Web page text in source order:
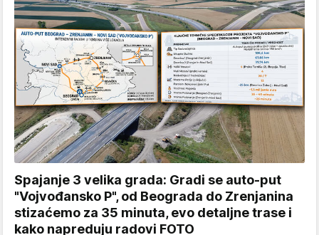
Spajanje 3 velika grada: Gradi se auto-put
"Vojvođansko P", od Beograda do Zrenjanina
stizaćemo za 35 minuta, evo detaljne trase i
kako napreduju radovi FOTO